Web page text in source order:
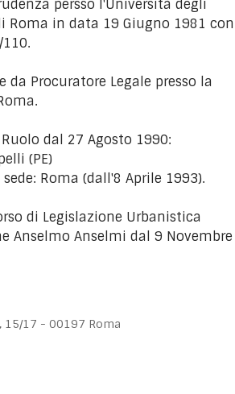
persso l'Università degli
Roma in data 19 Giugno 1981 con
da Procuratore Legale presso la
dal 27 Agosto 1990:
(PE)
Roma (dall'8 Aprile 1993).
di Legislazione Urbanistica
Anselmo Anselmi dal 9 Novembre
17 - 00197 Roma